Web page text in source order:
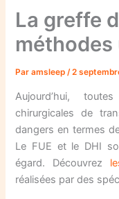
La greffe
Paramsleep /2
Aujourd’hui,
chirurgicales de
dangers en termes
Le FUE et le DHI
égard. Découvrez
réalisées par des